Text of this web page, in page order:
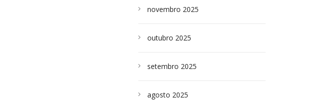
novembro 2025
outubro 2025
setembro 2025
agosto 2025